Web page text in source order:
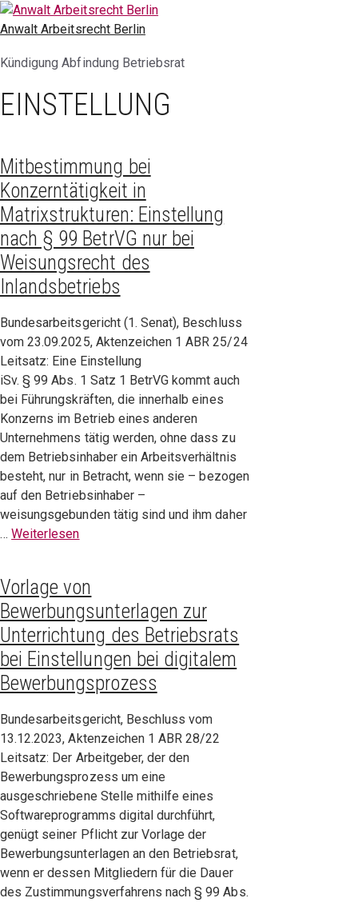
Zum
Inhalt
Anwalt Arbeitsrecht Berlin
Kündigung Abfindung Betriebsrat
EINSTELLUNG
Mitbestimmung bei
Konzerntätigkeit in
Matrixstrukturen: Einstellung
nach § 99 BetrVG nur bei
Weisungsrecht des
Inlandsbetriebs
Bundesarbeitsgericht (1. Senat), Beschluss
vom 23.09.2025, Aktenzeichen 1 ABR 25/24
Leitsatz: Eine Einstellung
iSv. § 99 Abs. 1 Satz 1 BetrVG kommt auch
bei Führungskräften, die innerhalb eines
Konzerns im Betrieb eines anderen
Unternehmens tätig werden, ohne dass zu
dem Betriebsinhaber ein Arbeitsverhältnis
besteht, nur in Betracht, wenn sie – bezogen
auf den Betriebsinhaber –
weisungsgebunden tätig sind und ihm daher
…Weiterlesen
Vorlage von
Bewerbungsunterlagen zur
Unterrichtung des Betriebsrats
bei Einstellungen bei digitalem
Bewerbungsprozess
Bundesarbeitsgericht, Beschluss vom
13.12.2023, Aktenzeichen 1 ABR 28/22
Leitsatz: Der Arbeitgeber, der den
Bewerbungsprozess um eine
ausgeschriebene Stelle mithilfe eines
Softwareprogramms digital durchführt,
genügt seiner Pflicht zur Vorlage der
Bewerbungsunterlagen an den Betriebsrat,
wenn er dessen Mitgliedern für die Dauer
des Zustimmungsverfahrens nach § 99 Abs.